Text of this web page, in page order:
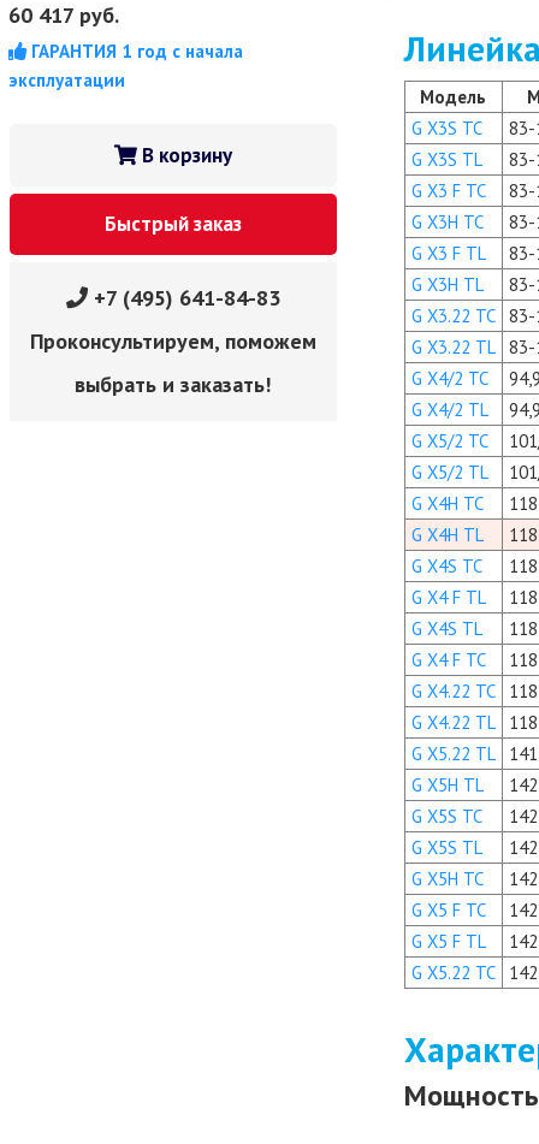
60 417 руб.
ГАРАНТИЯ 1 год с начала
эксплуатации
В корзину
Быстрый заказ
+7 (495) 641-84-83
Проконсультируем, поможем
выбрать и заказать!
Модель
G X3S TC
83-
G X3S TL
83-
G X3 F TC
83-
G X3H TC
83-
G X3 F TL
83-
G X3H TL
83-
G X3.22 TC 83-
G X3.22 TL 83-
G X4/2 TC
G X4/2 TL
G X5/2 TC
G X5/2 TL
G X4H TC
G X4H TL
G X4S TC
G X4 F TL
G X4S TL
G X4 F TC
G X4.22 TC
G X4.22 TL
G X5.22 TL
G X5H TL
G X5S TC
G X5S TL
G X5H TC
G X5 F TC
G X5 F TL
G X5.22 TC
Мощность